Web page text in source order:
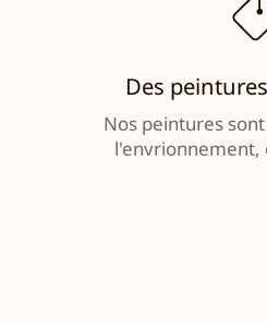
Des
Nos peintures
l'envrionnement,